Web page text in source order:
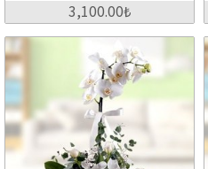
3,100.00₺